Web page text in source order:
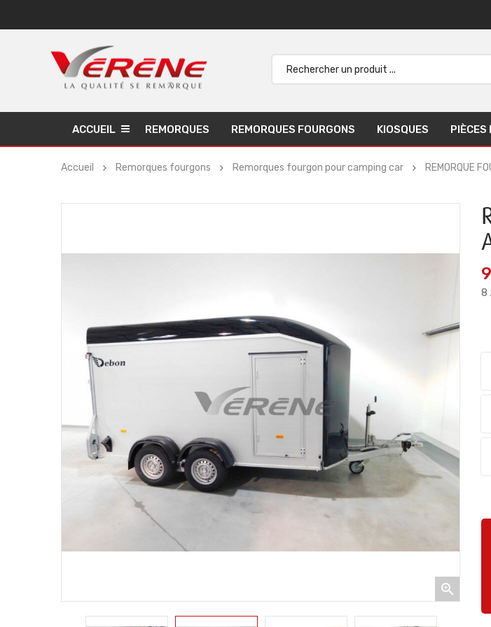
ACCUEIL REMORQUES REMORQUES FOURGONS KIOSQUES PIÈCES
Accueil Remorques fourgons Remorques fourgon pour camping car REMORQUE

8